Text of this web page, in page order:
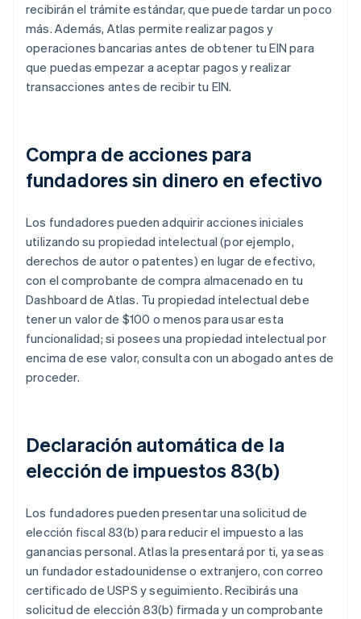
recibirán el trámite estándar, que puede tardar un poco
más. Además, Atlas permite realizar pagos y
operaciones bancarias antes de obtener tu EIN para
que puedas empezar a aceptar pagos y realizar
transacciones antes de recibir tu EIN.
Compra de acciones para
fundadores sin dinero en efectivo
Los fundadores pueden adquirir acciones iniciales
utilizando su propiedad intelectual (por ejemplo,
derechos de autor o patentes) en lugar de efectivo,
con el comprobante de compra almacenado en tu
Dashboard de Atlas. Tu propiedad intelectual debe
tener un valor de $100 o menos para usar esta
funcionalidad; si posees una propiedad intelectual por
encima de ese valor, consulta con un abogado antes de
proceder.
Declaración automática de la
elección de impuestos 83(b)
Los fundadores pueden presentar una solicitud de
elección fiscal 83(b) para reducir el impuesto a las
ganancias personal. Atlas la presentará por ti, ya seas
un fundador estadounidense o extranjero, con correo
certificado de USPS y seguimiento. Recibirás una
solicitud de elección 83(b) firmada y un comprobante